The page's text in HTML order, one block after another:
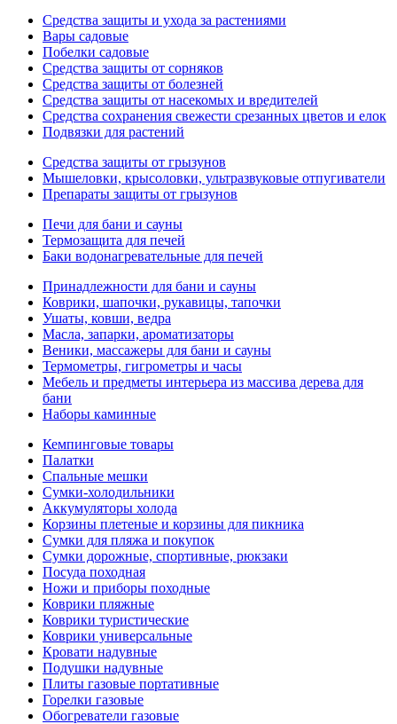
Средства защиты и ухода за растениями
Вары садовые
Побелки садовые
Средства защиты от сорняков
Средства защиты от болезней
Средства защиты от насекомых и вредителей
Средства сохранения свежести срезанных цветов и елок
Подвязки для растений
Средства защиты от грызунов
Мышеловки, крысоловки, ультразвуковые отпугиватели
Препараты защиты от грызунов
Печи для бани и сауны
Термозащита для печей
Баки водонагревательные для печей
Принадлежности для бани и сауны
Коврики, шапочки, рукавицы, тапочки
Ушаты, ковши, ведра
Масла, запарки, ароматизаторы
Веники, массажеры для бани и сауны
Термометры, гигрометры и часы
Мебель и предметы интерьера из массива дерева для
бани
Наборы каминные
Кемпинговые товары
Палатки
Спальные мешки
Сумки-холодильники
Аккумуляторы холода
Корзины плетеные и корзины для пикника
Сумки для пляжа и покупок
Сумки дорожные, спортивные, рюкзаки
Посуда походная
Ножи и приборы походные
Коврики пляжные
Коврики туристические
Коврики универсальные
Кровати надувные
Подушки надувные
Плиты газовые портативные
Горелки газовые
Обогреватели газовые